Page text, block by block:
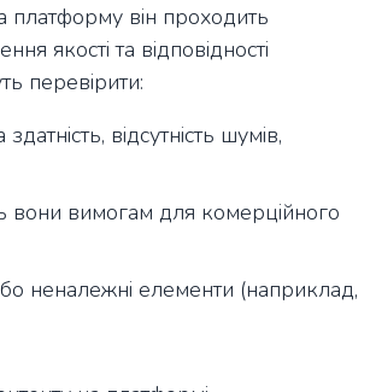
платформу він проходить
якості та відповідності
перевірити:
відсутність шумів,
вони вимогам для комерційного
неналежні елементи (наприклад,